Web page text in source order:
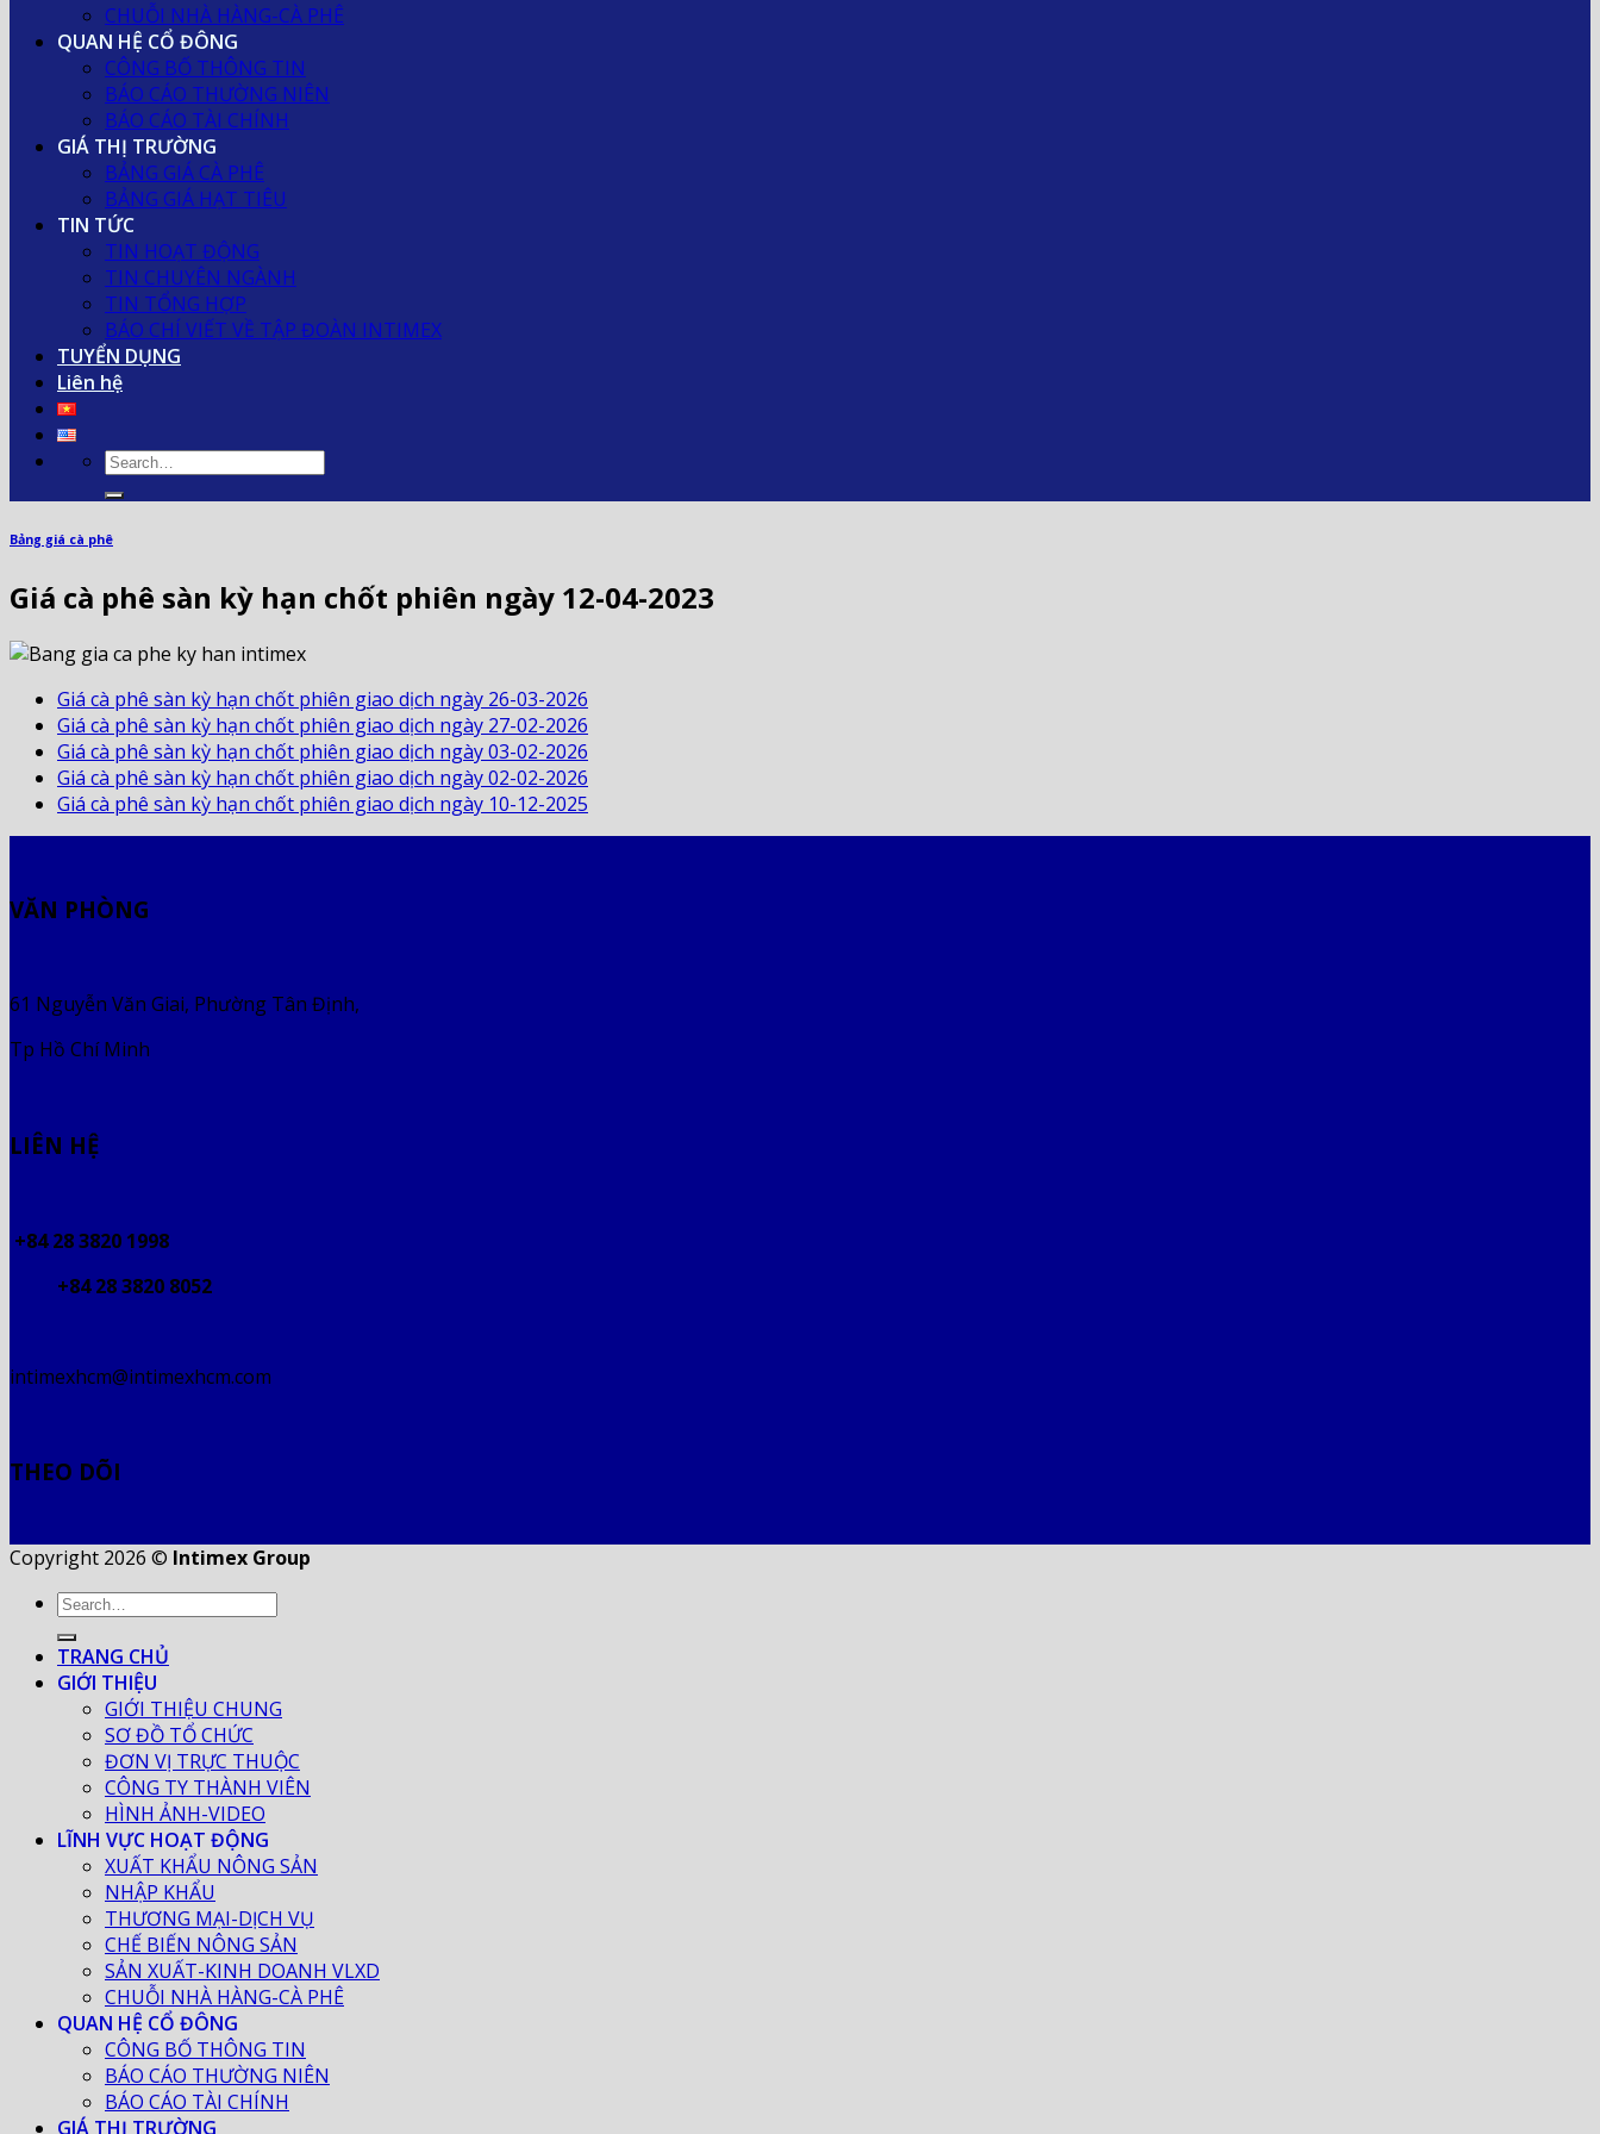
CHUỖI NHÀ HÀNG-CÀ PHÊ
QUAN HỆ CỔ ĐÔNG
CÔNG BỐ THÔNG TIN
BÁO CÁO THƯỜNG NIÊN
BÁO CÁO TÀI CHÍNH
GIÁ THỊ TRƯỜNG
BẢNG GIÁ CÀ PHÊ
BẢNG GIÁ HẠT TIÊU
TIN TỨC
TIN HOẠT ĐỘNG
TIN CHUYÊN NGÀNH
TIN TỔNG HỢP
BÁO CHÍ VIẾT VỀ TẬP ĐOÀN INTIMEX
TUYỂN DỤNG
Liên hệ
Bảng giá cà phê
Giá cà phê sàn kỳ hạn chốt phiên ngày 12-04-2023
Giá cà phê sàn kỳ hạn chốt phiên giao dịch ngày 26-03-2026
Giá cà phê sàn kỳ hạn chốt phiên giao dịch ngày 27-02-2026
Giá cà phê sàn kỳ hạn chốt phiên giao dịch ngày 03-02-2026
Giá cà phê sàn kỳ hạn chốt phiên giao dịch ngày 02-02-2026
Giá cà phê sàn kỳ hạn chốt phiên giao dịch ngày 10-12-2025
VĂN PHÒNG
61 Nguyễn Văn Giai, Phường Tân Định,
Tp Hồ Chí Minh
LIÊN HỆ
+84 28 3820 1998
+84 28 3820 8052
intimexhcm@intimexhcm.com
THEO DÕI
Copyright 2026 © Intimex Group
TRANG CHỦ
GIỚI THIỆU
GIỚI THIỆU CHUNG
SƠ ĐỒ TỔ CHỨC
ĐƠN VỊ TRỰC THUỘC
CÔNG TY THÀNH VIÊN
HÌNH ẢNH-VIDEO
LĨNH VỰC HOẠT ĐỘNG
XUẤT KHẨU NÔNG SẢN
NHẬP KHẨU
THƯƠNG MẠI-DỊCH VỤ
CHẾ BIẾN NÔNG SẢN
SẢN XUẤT-KINH DOANH VLXD
CHUỖI NHÀ HÀNG-CÀ PHÊ
QUAN HỆ CỔ ĐÔNG
CÔNG BỐ THÔNG TIN
BÁO CÁO THƯỜNG NIÊN
BÁO CÁO TÀI CHÍNH
GIÁ THỊ TRƯỜNG